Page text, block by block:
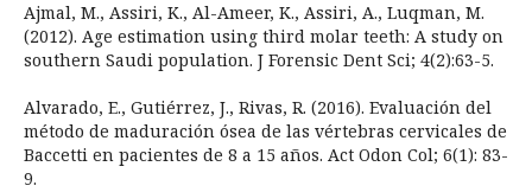
Ajmal, M., Assiri, K., Al-Ameer, K., Assiri, A., Luqman, M.
(2012). Age estimation using third molar teeth: A study on
southern Saudi population. J Forensic Dent Sci; 4(2):63-5.
Alvarado, E., Gutiérrez, J., Rivas, R. (2016). Evaluación del
método de maduración ósea de las vértebras cervicales de
Baccetti en pacientes de 8 a 15 años. Act Odon Col; 6(1): 83-
9.